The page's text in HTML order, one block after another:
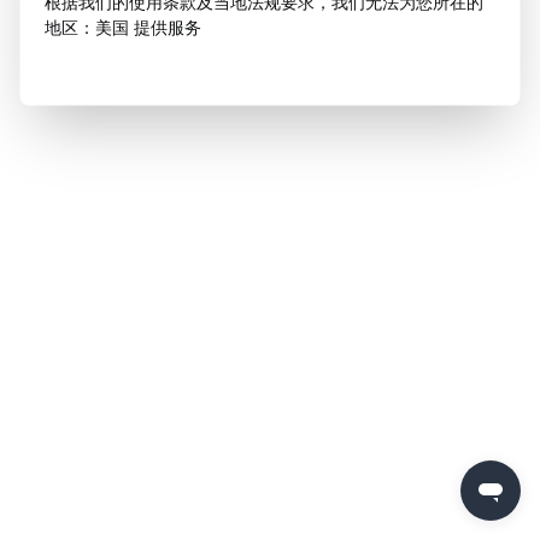
地区：美国 提供服务